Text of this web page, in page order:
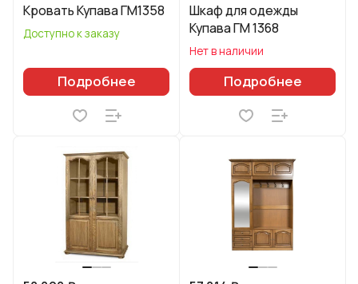
Кровать Купава ГМ1358
Доступно к заказу
Подробнее
Шкаф для одежды
Купава ГМ 1368
Нет в наличии
Подробнее